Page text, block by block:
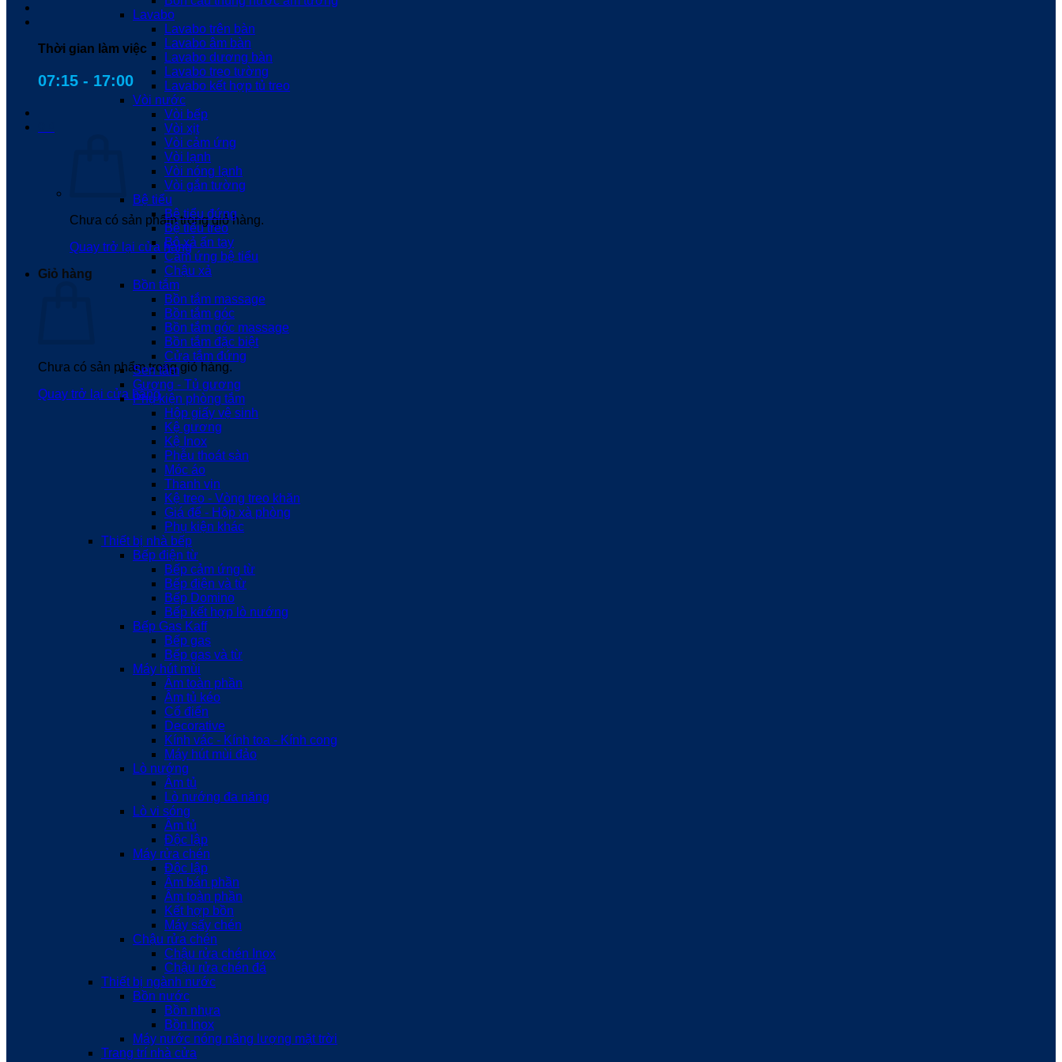
Thời gian làm việc
07:15 - 17:00
Chưa có sản phẩm trong giỏ hàng.
Quay trở lại cửa hàng
Giỏ hàng
Chưa có sản phẩm trong giỏ hàng.
Quay trở lại cửa hàng
Lavabo
Lavabo trên bàn
Lavabo âm bàn
Lavabo dương bàn
Lavabo treo tường
Lavabo kết hợp tủ treo
Vòi nước
Vòi bếp
Vòi xịt
Vòi cảm ứng
Vòi lạnh
Vòi nóng lạnh
Vòi gắn tường
Bệ tiểu
Bệ tiểu đứng
Bệ tiểu treo
Bộ xả ấn tay
Cảm ứng bệ tiểu
Chậu xả
Bồn tắm
Bồn tắm massage
Bồn tắm góc
Bồn tắm góc massage
Bồn tắm đặc biệt
Cửa tắm đứng
Sen tắm
Gương - Tủ gương
Phụ kiện phòng tắm
Hộp giấy vệ sinh
Kệ gương
Kệ Inox
Phễu thoát sàn
Móc áo
Thanh vịn
Kệ treo - Vòng treo khăn
Giá để - Hộp xà phòng
Phụ kiện khác
Thiết bị nhà bếp
Bếp điện từ
Bếp cảm ứng từ
Bếp điện và từ
Bếp Domino
Bếp kết hợp lò nướng
Bếp Gas Kaff
Bếp gas
Bếp gas và từ
Máy hút mùi
Âm toàn phần
Âm tủ kéo
Cổ điển
Decorative
Kính vác - Kính toa - Kính cong
Máy hút mùi đảo
Lò nướng
Âm tủ
Lò nướng đa năng
Lò vi sóng
Âm tủ
Độc lập
Máy rửa chén
Độc lập
Âm bán phần
Âm toàn phần
Kết hợp bồn
Máy sấy chén
Chậu rửa chén
Chậu rửa chén Inox
Chậu rửa chén đá
Thiết bị ngành nước
Bồn nước
Bồn nhựa
Bồn Inox
Máy nước nóng năng lượng mặt trời
Trang trí nhà cửa